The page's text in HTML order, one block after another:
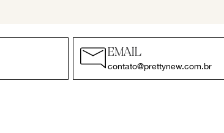
EMAIL
contato@prettynew.com.br